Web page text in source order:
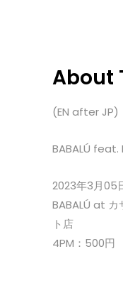
About
(EN after JP)
BABALÚ
2023年3月05
BABALÚ at カ
ト店
4PM：500円